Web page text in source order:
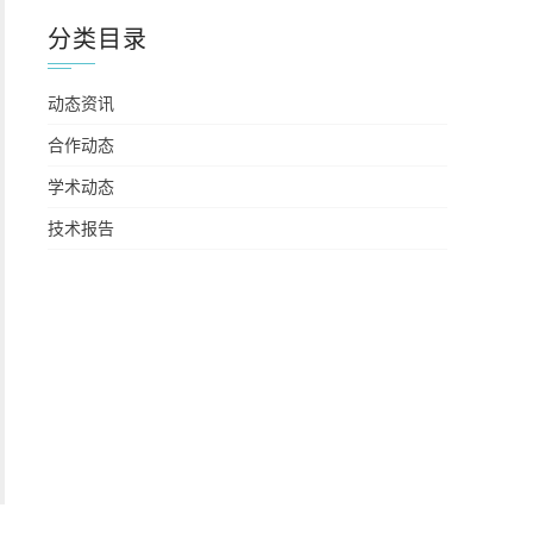
分类目录
动态资讯
合作动态
学术动态
技术报告